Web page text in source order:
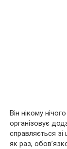
Він нікому
організовує
справляється
як раз,